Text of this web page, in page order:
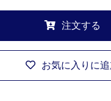
注文する
お気に入りに